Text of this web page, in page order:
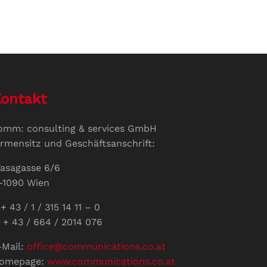
consulting & services GmbH
und Geschäftsanschrift:
6/6
Wien
43 / 1 / 315 14 11 – 0
+ 43 / 664 / 2014 076
office@communications.co.at
www.communications.co.at